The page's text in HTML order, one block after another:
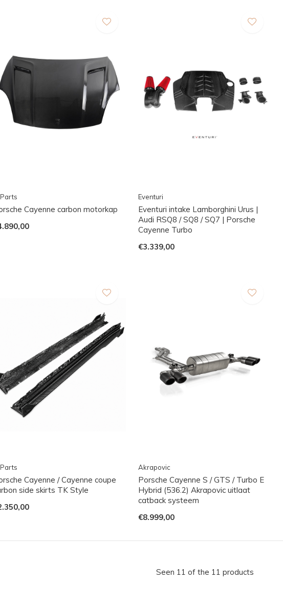
Cayenne carbon motorkap
Eventuri
Eventuri intake Lamborghini Urus |
Audi RSQ8 / SQ8 / SQ7 | Porsche
Cayenne Turbo
€3.339,00
Cayenne / Cayenne coupe
side skirts TK Style
Akrapovic
Porsche Cayenne S / GTS / Turbo E
Hybrid (536.2) Akrapovic uitlaat
catback systeem
€8.999,00
Seen 11 of the 11 products